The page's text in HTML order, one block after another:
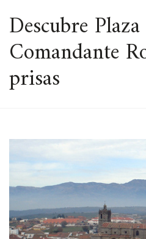
Descubre
Comandante
prisas